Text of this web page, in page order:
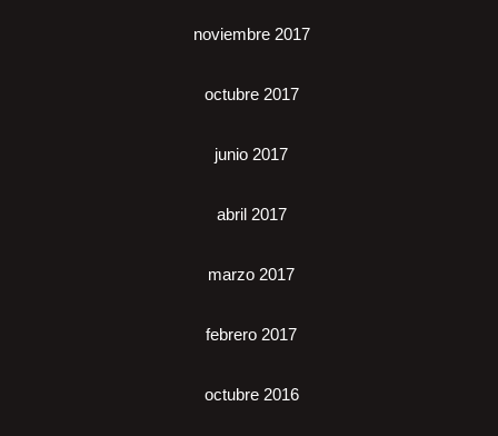
noviembre 2017
octubre 2017
junio 2017
abril 2017
marzo 2017
febrero 2017
octubre 2016